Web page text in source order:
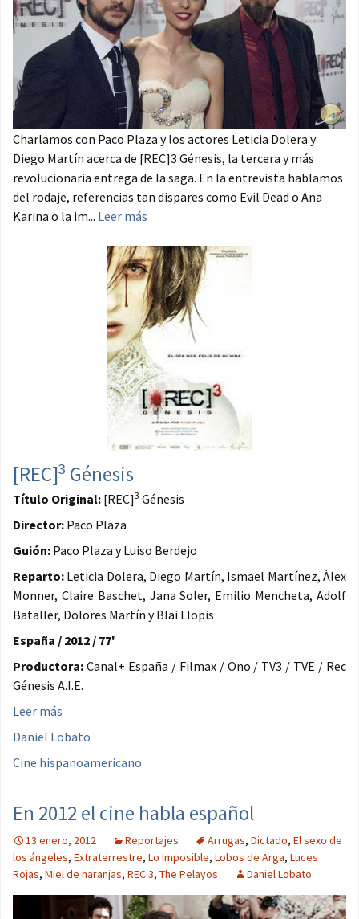
Charlamos con Paco Plaza y los actores Leticia Dolera y
Diego Martín acerca de [REC]3 Génesis, la tercera y más
revolucionaria entrega de la saga. En la entrevista hablamos
del rodaje, referencias tan dispares como Evil Dead o Ana
Karina o la im... Leer más
[REC]3 Génesis
Título Original: [REC]3 Génesis
Director: Paco Plaza
Guión: Paco Plaza y Luiso Berdejo
Reparto: Leticia Dolera, Diego Martín, Ismael Martínez, Àlex
Monner, Claire Baschet, Jana Soler, Emilio Mencheta, Adolf
Bataller, Dolores Martín y Blai Llopis
España / 2012 / 77'
Productora: Canal+ España / Filmax / Ono / TV3 / TVE / Rec
Génesis A.I.E.
Leer más
Daniel Lobato
Cine hispanoamericano
En 2012 el cine habla español
13 enero, 2012 Reportajes Arrugas, Dictado, El sexo de
los ángeles, Extraterrestre, Lo Imposible, Lobos de Arga, Luces
Rojas, Miel de naranjas, REC 3, The Pelayos Daniel Lobato